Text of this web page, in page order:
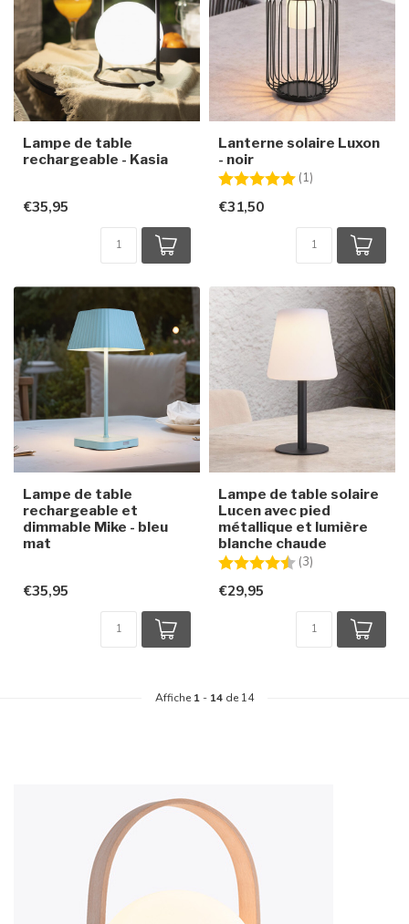
Lampe de table
rechargeable - Kasia
€35,95
Lanterne solaire Luxon
- noir
Note:
(1)
€31,50
Lampe de table
rechargeable et
dimmable Mike - bleu
mat
€35,95
Lampe de table solaire
Lucen avec pied
métallique et lumière
blanche chaude
Note:
(3)
€29,95
Affiche 1 - 14 de 14